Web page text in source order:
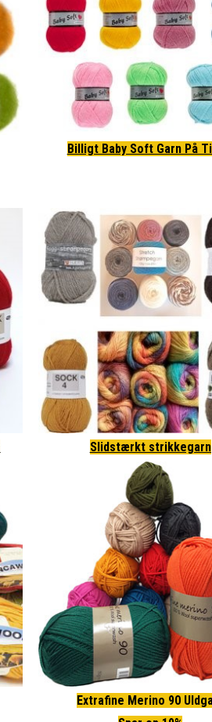
Billigt Baby Soft Garn På
Slidstærkt strikkegarn
Extrafine Merino 90